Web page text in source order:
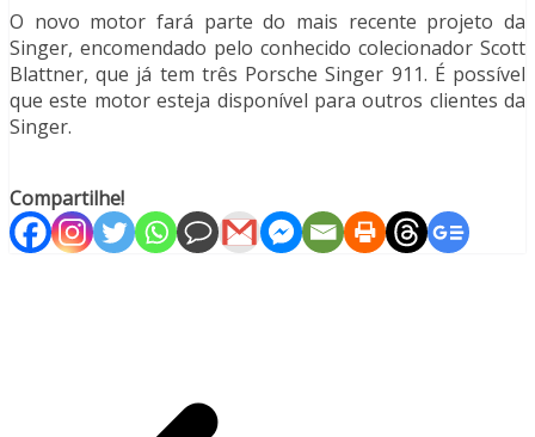
O novo motor fará parte do mais recente projeto da
Singer, encomendado pelo conhecido colecionador Scott
Blattner, que já tem três Porsche Singer 911. É possível
que este motor esteja disponível para outros clientes da
Singer.
Compartilhe!